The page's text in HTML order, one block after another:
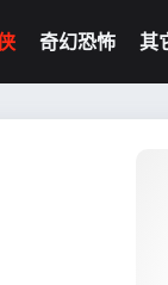
奇幻恐怖 其
影记录